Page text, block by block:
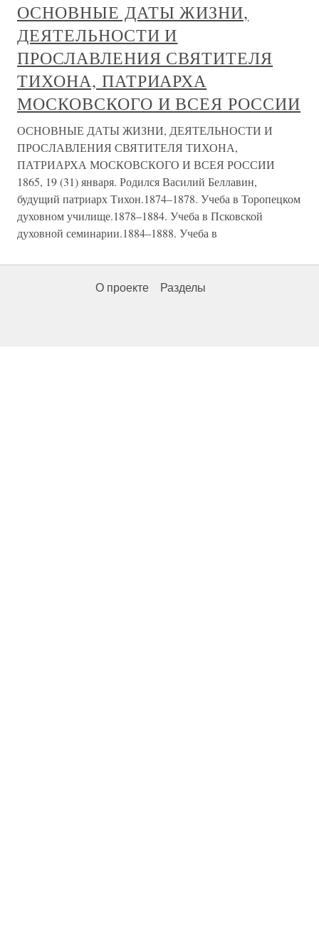
ОСНОВНЫЕ ДАТЫ ЖИЗНИ,
ДЕЯТЕЛЬНОСТИ И
ПРОСЛАВЛЕНИЯ СВЯТИТЕЛЯ
ТИХОНА, ПАТРИАРХА
МОСКОВСКОГО И ВСЕЯ РОССИИ
ОСНОВНЫЕ ДАТЫ ЖИЗНИ, ДЕЯТЕЛЬНОСТИ И
ПРОСЛАВЛЕНИЯ СВЯТИТЕЛЯ ТИХОНА,
ПАТРИАРХА МОСКОВСКОГО И ВСЕЯ РОССИИ
1865, 19 (31) января. Родился Василий Беллавин,
будущий патриарх Тихон.1874–1878. Учеба в Торопецком
духовном училище.1878–1884. Учеба в Псковской
духовной семинарии.1884–1888. Учеба в
О проекте Разделы